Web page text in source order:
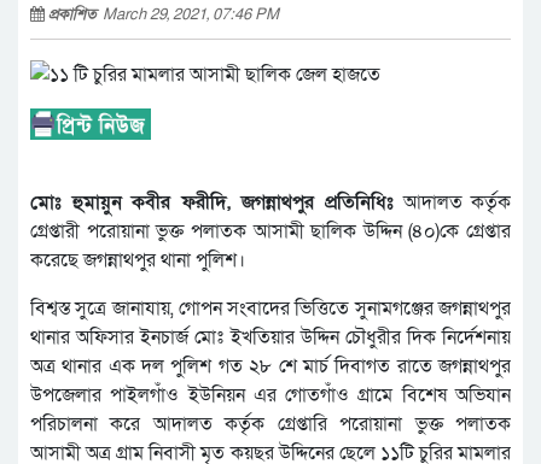
প্রকাশিত March 29, 2021, 07:46 PM
মোঃ হুমায়ুন কবীর ফরীদি, জগন্নাথপুর প্রতিনিধিঃআদালত কর্তৃক
গ্রেপ্তারী পরোয়ানা ভুক্ত পলাতক আসামী ছালিক উদ্দিন (৪০)কে গ্রেপ্তার
করেছে জগন্নাথপুর থানা পুলিশ।
বিশ্বস্ত সুত্রে জানাযায়, গোপন সংবাদের ভিত্তিতে সুনামগঞ্জের জগন্নাথপুর
থানার অফিসার ইনচার্জ মোঃ ইখতিয়ার উদ্দিন চৌধুরীর দিক নির্দেশনায়
অত্র থানার এক দল পুলিশ গত ২৮ শে মার্চ দিবাগত রাতে জগন্নাথপুর
উপজেলার পাইলগাঁও ইউনিয়ন এর গোতগাঁও গ্রামে বিশেষ অভিযান
পরিচালনা করে আদালত কর্তৃক গ্রেপ্তারি পরোয়ানা ভুক্ত পলাতক
আসামী অত্র গ্রাম নিবাসী মৃত কয়ছর উদ্দিনের ছেলে ১১টি চুরির মামলার